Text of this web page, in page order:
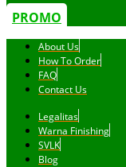
PROMO
About Us
How To Order
FAQ
Contact Us
Legalitas
Warna Finishing
SVLK
Blog